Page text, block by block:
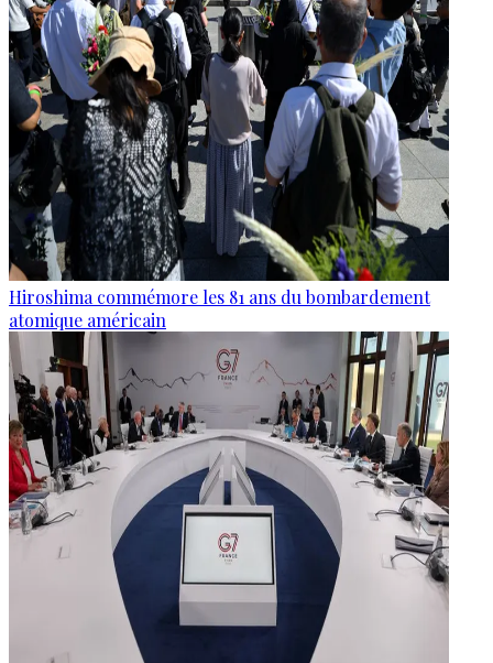
Hiroshima commémore les 81 ans du bombardement
atomique américain